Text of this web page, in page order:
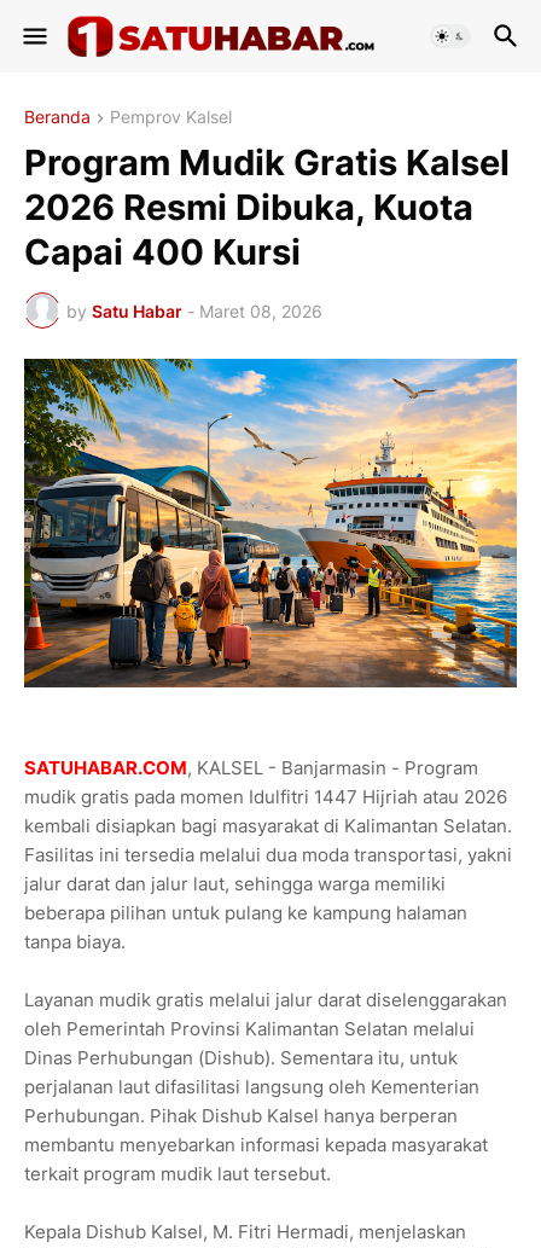
Beranda Pemprov Kalsel
Program Mudik Gratis Kalsel
2026 Resmi Dibuka, Kuota
Capai 400 Kursi
by Satu Habar - Maret 08, 2026
SATUHABAR.COM, KALSEL - Banjarmasin - Program
mudik gratis pada momen Idulfitri 1447 Hijriah atau 2026
kembali disiapkan bagi masyarakat di Kalimantan Selatan.
Fasilitas ini tersedia melalui dua moda transportasi, yakni
jalur darat dan jalur laut, sehingga warga memiliki
beberapa pilihan untuk pulang ke kampung halaman
tanpa biaya.
Layanan mudik gratis melalui jalur darat diselenggarakan
oleh Pemerintah Provinsi Kalimantan Selatan melalui
Dinas Perhubungan (Dishub). Sementara itu, untuk
perjalanan laut difasilitasi langsung oleh Kementerian
Perhubungan. Pihak Dishub Kalsel hanya berperan
membantu menyebarkan informasi kepada masyarakat
terkait program mudik laut tersebut.
Kepala Dishub Kalsel, M. Fitri Hermadi, menjelaskan